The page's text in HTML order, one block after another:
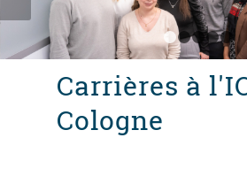
Carrières à
Cologne